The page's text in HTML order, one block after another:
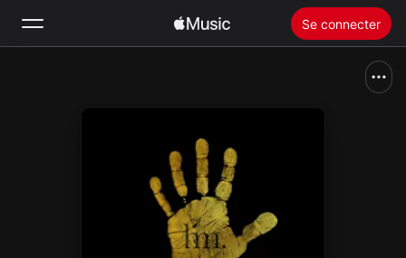
Se connecter
Installer Apple Music